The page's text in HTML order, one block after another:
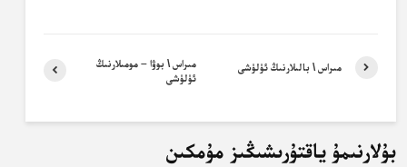
مىراس \ بوۋا – مومىلارنىڭ
ئۈلۈشى
مىراس \ بالىلارنىڭ ئۈلۈشى
بۇلارنىمۇ ياقتۇرىشىڭىز مۇمكىن